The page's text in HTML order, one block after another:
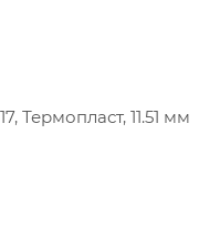
Термопласт, 11.51 мм